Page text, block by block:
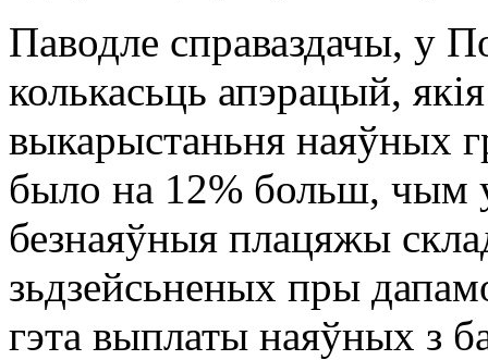
Паводле справаздачы, у
колькасьць апэрацый,
выкарыстаньня наяўных
было на 12% больш, чым
безнаяўныя плацяжы
зьдзейсьненых пры
гэта выплаты наяўных з